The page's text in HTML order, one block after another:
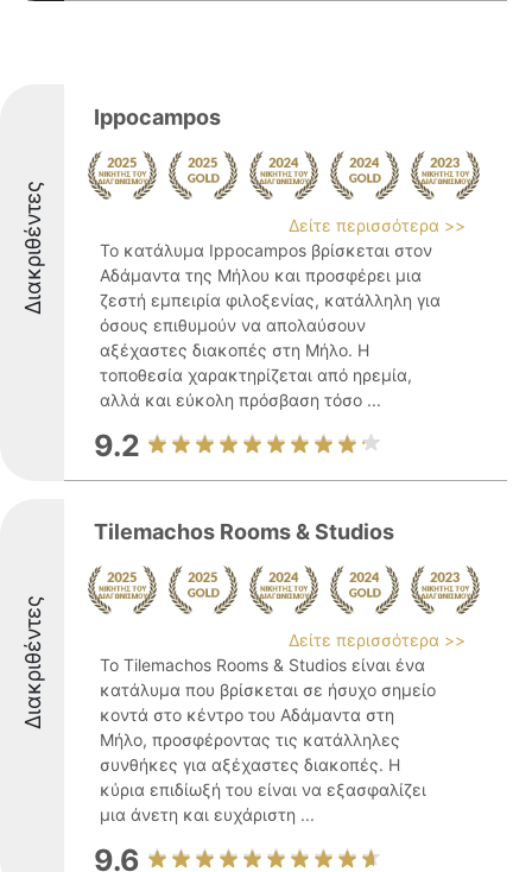
Διακριθέντες
Ippocampos
Δείτε περισσότερα >>
Το κατάλυμα Ippocampos βρίσκεται στον
Αδάμαντα της Μήλου και προσφέρει μια
ζεστή εμπειρία φιλοξενίας, κατάλληλη για
όσους επιθυμούν να απολαύσουν
αξέχαστες διακοπές στη Μήλο. Η
τοποθεσία χαρακτηρίζεται από ηρεμία,
αλλά και εύκολη πρόσβαση τόσο ...
9.2
Διακριθέντες
Tilemachos Rooms & Studios
Δείτε περισσότερα >>
Το Tilemachos Rooms & Studios είναι ένα
κατάλυμα που βρίσκεται σε ήσυχο σημείο
κοντά στο κέντρο του Αδάμαντα στη
Μήλο, προσφέροντας τις κατάλληλες
συνθήκες για αξέχαστες διακοπές. Η
κύρια επιδίωξή του είναι να εξασφαλίζει
μια άνετη και ευχάριστη ...
9.6